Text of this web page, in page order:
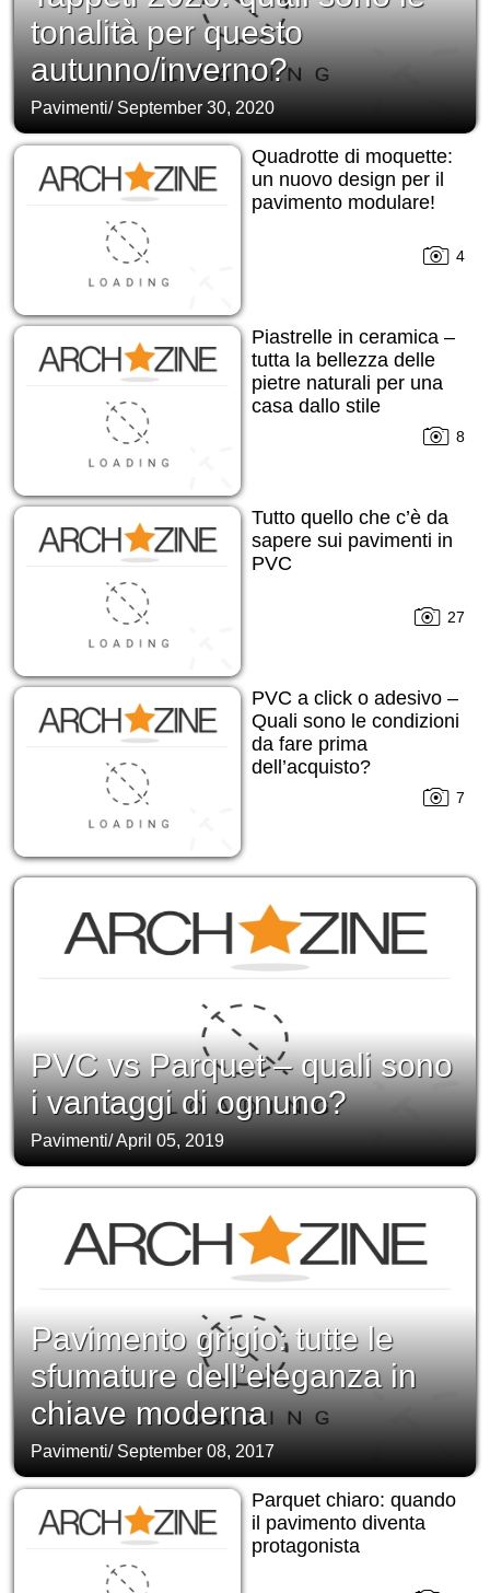
tonalità per questo
autunno/inverno?
Pavimenti/ September 30, 2020
Quadrotte di moquette:
un nuovo design per il
pavimento modulare!
4
Piastrelle in ceramica –
tutta la bellezza delle
pietre naturali per una
casa dallo stile
8
Tutto quello che c’è da
sapere sui pavimenti in
PVC
27
PVC a click o adesivo –
Quali sono le condizioni
da fare prima
dell’acquisto?
7
PVC vs Parquet – quali sono
i vantaggi di ognuno?
Pavimenti/April 05, 2019
Pavimento grigio: tutte le
sfumature dell’eleganza in
chiave moderna
Pavimenti/ September 08, 2017
Parquet chiaro: quando
il pavimento diventa
protagonista